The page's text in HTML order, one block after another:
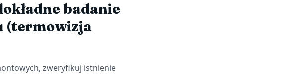
badanie
(termowizja
zweryfikuj istnienie